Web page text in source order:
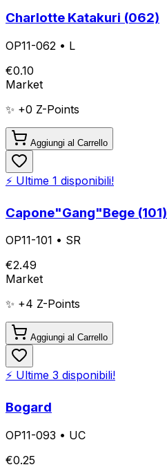
Charlotte Katakuri (062)
OP11-062 • L
€0.10
Market
✨ +0 Z-Points
Aggiungi al Carrello
⚡ Ultime 1 disponibili!
Capone"Gang"Bege (101)
OP11-101 • SR
€2.49
Market
✨ +4 Z-Points
Aggiungi al Carrello
⚡ Ultime 3 disponibili!
Bogard
OP11-093 • UC
€0.25